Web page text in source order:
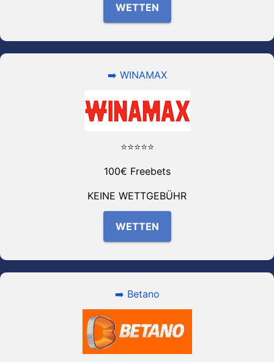
WETTEN
➡️ WINAMAX
⭐⭐⭐⭐⭐
100€ Freebets
KEINE WETTGEBÜHR
WETTEN
➡️ Betano